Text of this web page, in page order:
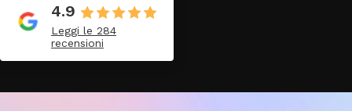
4.9
Leggi le 284
recensioni